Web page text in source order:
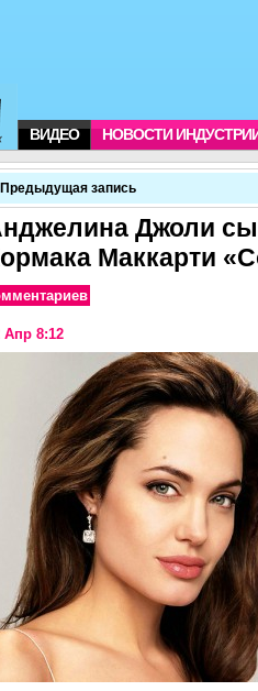
ВИДЕО НОВОСТИ
Предыдущая запись
Джоли
Маккарти
Апр 8:12